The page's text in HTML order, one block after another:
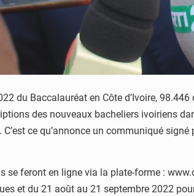
du Baccalauréat en Côte d’Ivoire,
des nouveaux bacheliers ivoiriens
ce qu’annonce un communiqué
se feront en ligne via la plate-forme :
et du 21 août au 21 septembre 2022